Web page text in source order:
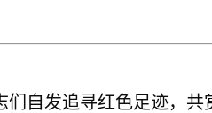
们自发追寻红色足迹，